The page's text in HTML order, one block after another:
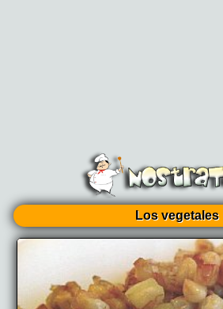
Los vegetales